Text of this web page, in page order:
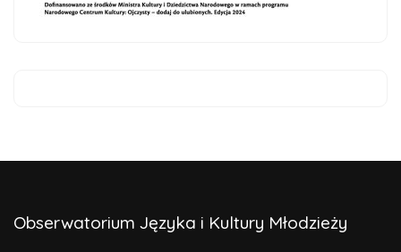
Obserwatorium Języka i Kultury Młodzieży